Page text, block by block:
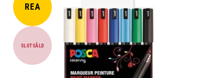
REA
SLUTSÅLD